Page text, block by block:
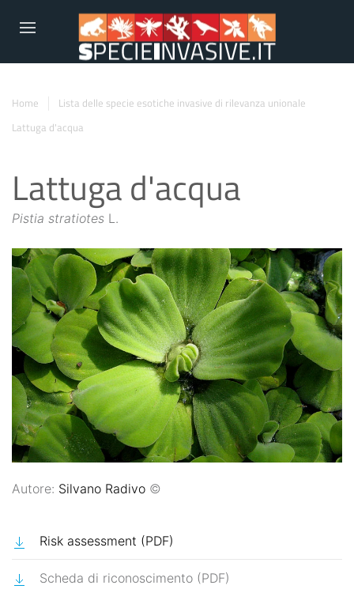
Home
Lista delle specie esotiche invasive di rilevanza unionale
Lattuga d'acqua
Lattuga d'acqua
Pistia stratiotes L.
Autore: Silvano Radivo ©
Risk assessment (PDF)
Scheda di riconoscimento (PDF)